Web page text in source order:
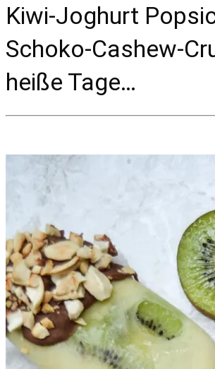
Kiwi-Joghurt
Schoko-Cashew-
heiße Tage…